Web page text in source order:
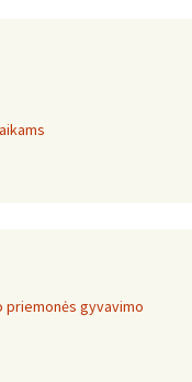
gyvavimo